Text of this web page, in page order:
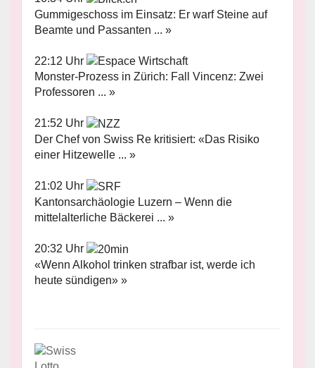
Gummigeschoss im Einsatz: Er warf Steine auf
Beamte und Passanten ... »
22:12 Uhr
Monster-Prozess in Zürich: Fall Vincenz: Zwei
Professoren ... »
21:52 Uhr
Der Chef von Swiss Re kritisiert: «Das Risiko
einer Hitzewelle ... »
21:02 Uhr
Kantonsarchäologie Luzern – Wenn die
mittelalterliche Bäckerei ... »
20:32 Uhr
«Wenn Alkohol trinken strafbar ist, werde ich
heute sündigen» »